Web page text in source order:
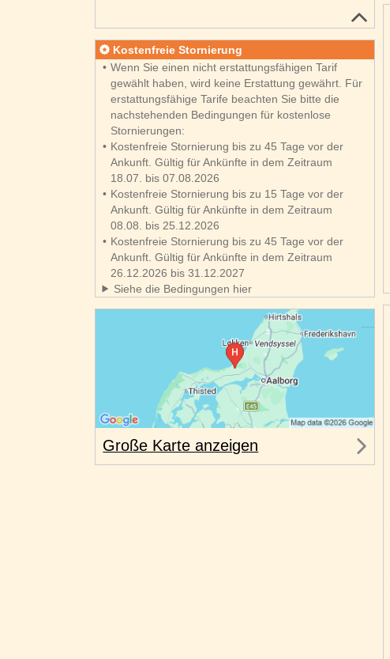
Kostenfreie Stornierung
Wenn Sie einen nicht erstattungsfähigen Tarif
gewählt haben, wird keine Erstattung gewährt. Für
erstattungsfähige Tarife beachten Sie bitte die
nachstehenden Bedingungen für kostenlose
Stornierungen:
Kostenfreie Stornierung bis zu 45 Tage vor der
Ankunft. Gültig für Ankünfte in dem Zeitraum
18.07. bis 07.08.2026
Kostenfreie Stornierung bis zu 15 Tage vor der
Ankunft. Gültig für Ankünfte in dem Zeitraum
08.08. bis 25.12.2026
Kostenfreie Stornierung bis zu 45 Tage vor der
Ankunft. Gültig für Ankünfte in dem Zeitraum
26.12.2026 bis 31.12.2027
Siehe die Bedingungen hier
Große Karte anzeigen